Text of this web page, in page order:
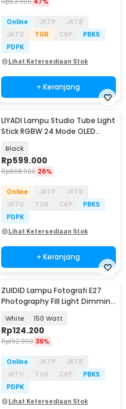
Online JKTP
JKTB
JKTU
TGR CKP
PBKS
PDPK
Lihat Ketersediaan Stok
+ Keranjang
LIYADI Lampu Studio Tube Light
Stick RGBW 24 Mode OLED
Black
Rp599.000
Rp808.900 26%
Online JKTP
JKTB
JKTU
TGR CKP
PBKS
PDPK
Lihat Ketersediaan Stok
+ Keranjang
ZUIDID Lampu Fotografi E27
Photography Fill Light Dimming
White 150 Watt
Rp124.200
Rp192.900 36%
Online JKTP
JKTB
JKTU
TGR CKP
PBKS
PDPK
Lihat Ketersediaan Stok